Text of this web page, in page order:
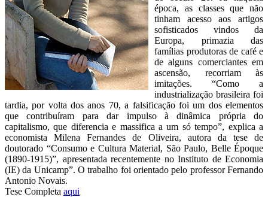
época, as classes que não
tinham acesso aos artigos
sofisticados vindos da
Europa, primazia das
famílias produtoras de café e
de alguns comerciantes em
ascensão, recorriam às
imitações. “Como a
industrialização brasileira foi
tardia, por volta dos anos 70, a falsificação foi um dos elementos
que contribuíram para dar impulso à dinâmica própria do
capitalismo, que diferencia e massifica a um só tempo”, explica a
economista Milena Fernandes de Oliveira, autora da tese de
doutorado “Consumo e Cultura Material, São Paulo, Belle Époque
(1890-1915)”, apresentada recentemente no Instituto de Economia
(IE) da Unicamp”. O trabalho foi orientado pelo professor Fernando
Antonio Novais.
Tese Completa aqui